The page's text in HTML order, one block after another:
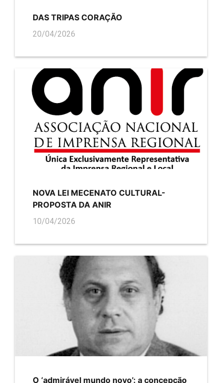
DAS TRIPAS CORAÇÃO
20/04/2026
NOVA LEI MECENATO CULTURAL-
PROPOSTA DA ANIR
10/04/2026
O ‘admirável mundo novo’: a concepção